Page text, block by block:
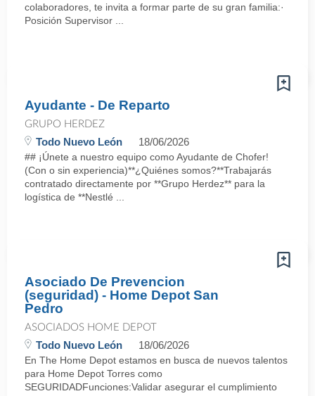
colaboradores, te invita a formar parte de su gran familia:·
Posición Supervisor ...
Ayudante - De Reparto
GRUPO HERDEZ
Todo Nuevo León 18/06/2026
## ¡Únete a nuestro equipo como Ayudante de Chofer!
(Con o sin experiencia)**¿Quiénes somos?**Trabajarás
contratado directamente por **Grupo Herdez** para la
logística de **Nestlé ...
Asociado De Prevencion
(seguridad) - Home Depot San
Pedro
ASOCIADOS HOME DEPOT
Todo Nuevo León 18/06/2026
En The Home Depot estamos en busca de nuevos talentos
para Home Depot Torres como
SEGURIDADFunciones:Validar asegurar el cumplimiento